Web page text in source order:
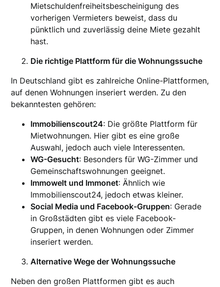
Mietschuldenfreiheitsbescheinigung des
vorherigen Vermieters beweist, dass du
pünktlich und zuverlässig deine Miete gezahlt
hast.
Die richtige Plattform für die Wohnungssuche
In Deutschland gibt es zahlreiche Online-Plattformen,
auf denen Wohnungen inseriert werden. Zu den
bekanntesten gehören:
Immobilienscout24: Die größte Plattform für
Mietwohnungen. Hier gibt es eine große
Auswahl, jedoch auch viele Interessenten.
WG-Gesucht: Besonders für WG-Zimmer und
Gemeinschaftswohnungen geeignet.
Immowelt und Immonet: Ähnlich wie
Immobilienscout24, jedoch etwas kleiner.
Social Media und Facebook-Gruppen: Gerade
in Großstädten gibt es viele Facebook-
Gruppen, in denen Wohnungen oder Zimmer
inseriert werden.
Alternative Wege der Wohnungssuche
Neben den großen Plattformen gibt es auch